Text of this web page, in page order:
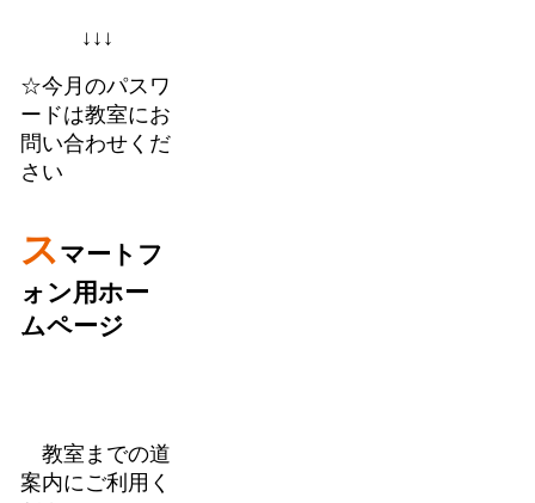
↓↓↓
☆今月のパスワ
ードは教室にお
問い合わせくだ
さい
スマートフ
ォン用ホー
ムページ
教室までの道
案内にご利用く